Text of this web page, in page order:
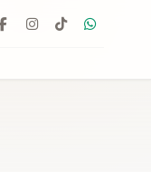
Facebook
Instagram
TikTok